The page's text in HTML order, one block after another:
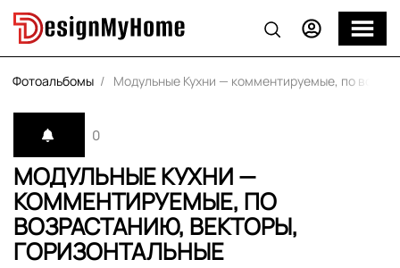
Фотоальбомы Модульные Кухни — комментируемые, по
МОДУЛЬНЫЕ КУХНИ —
КОММЕНТИРУЕМЫЕ, ПО
ВОЗРАСТАНИЮ, ВЕКТОРЫ,
ГОРИЗОНТАЛЬНЫЕ
0